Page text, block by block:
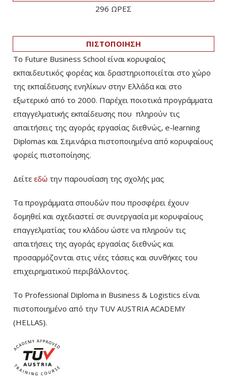
296 ΩΡΕΣ
ΠΙΣΤΟΠΟΙΗΣΗ
Το Future Business School είναι κορυφαίος
εκπαιδευτικός φορέας και δραστηριοποιείται στο χώρο
της εκπαίδευσης ενηλίκων στην Ελλάδα και στο
εξωτερικό από το 2000. Παρέχει ποιοτικά προγράμματα
επαγγελματικής εκπαίδευσης που πληρούν τις
απαιτήσεις της αγοράς εργασίας διεθνώς, e-learning
Diplomas και Σεμινάρια πιστοποιημένα από κορυφαίους
φορείς πιστοποίησης.
Δείτε εδώ την παρουσίαση της σχολής μας
Τα προγράμματα σπουδών που προσφέρει έχουν
δομηθεί και σχεδιαστεί σε συνεργασία με κορυφαίους
επαγγελματίας του κλάδου ώστε να πληρούν τις
απαιτήσεις της αγοράς εργασίας διεθνώς και
προσαρμόζονται στις νέες τάσεις και συνθήκες του
επιχειρηματικού περιβάλλοντος.
Το Professional Diploma in Business & Logistics είναι
πιστοποιημένο από την TUV AUSTRIA ACADEMY
(HELLAS).